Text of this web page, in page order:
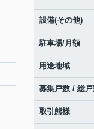
設備(その他)
駐車場/月額
用途地域
募集戸数 / 総
取引態様